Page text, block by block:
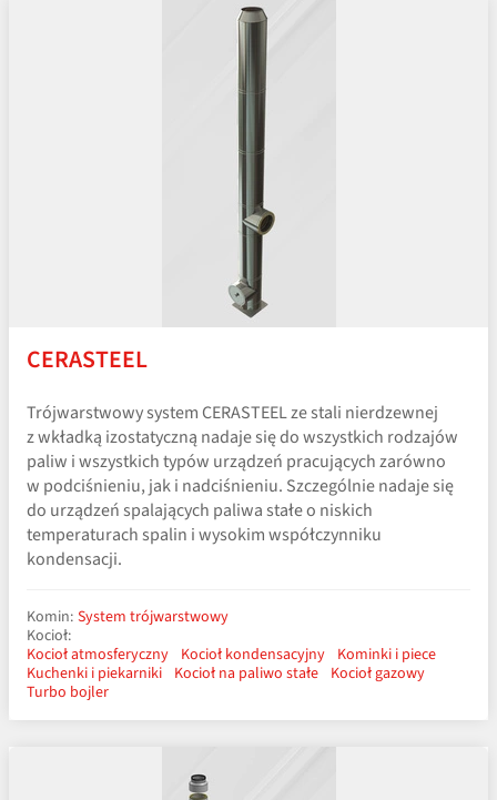
CERASTEEL
Trójwarstwowy system CERASTEEL ze stali nierdzewnej
z wkładką izostatyczną nadaje się do wszystkich rodzajów
paliw i wszystkich typów urządzeń pracujących zarówno
w podciśnieniu, jak i nadciśnieniu. Szczególnie nadaje się
do urządzeń spalających paliwa stałe o niskich
temperaturach spalin i wysokim współczynniku
kondensacji.
Komin: System trójwarstwowy
Kocioł:
Kocioł atmosferyczny Kocioł kondensacyjny Kominki i piece
Kuchenki i piekarniki Kocioł na paliwo stałe Kocioł gazowy
Turbo bojler